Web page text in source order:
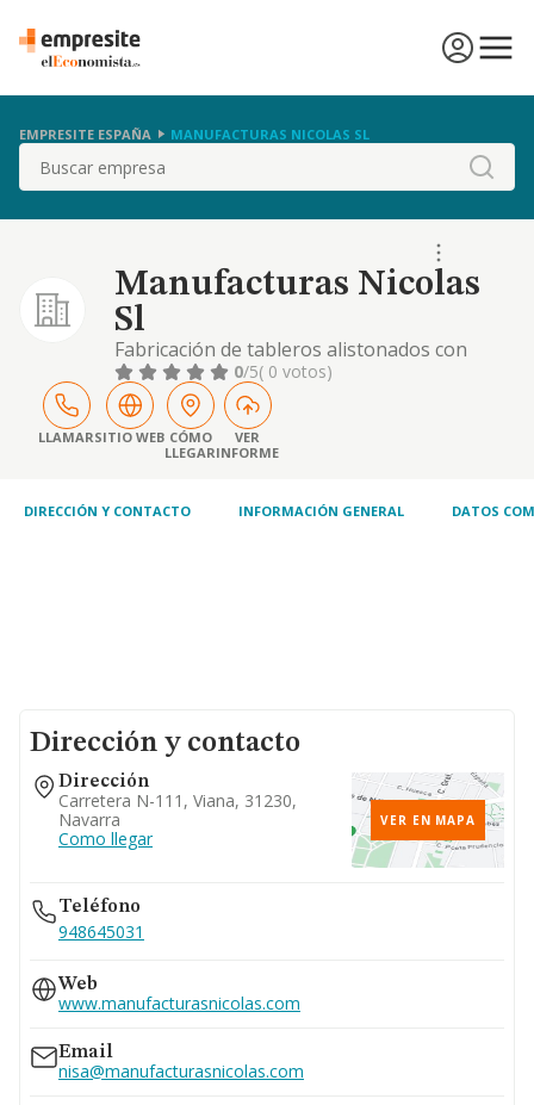
EMPRESITE ESPAÑA MANUFACTURAS NICOLAS SL
Buscar
Manufacturas Nicolas
Sl
Fabricación de tableros alistonados con
madera de pino.
0/5( 0 votos)
LLAMARSITIO WEB CÓMO
LLEGAR
VER
INFORME
DIRECCIÓN Y CONTACTO INFORMACIÓN GENERAL DATOS
Dirección y contacto
Dirección
Carretera N-111, Viana, 31230,
Navarra
Como llegar
VER EN MAPA
Teléfono
948645031
Web
www.manufacturasnicolas.com
Email
nisa@manufacturasnicolas.com